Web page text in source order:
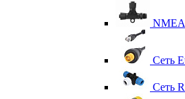
NMEA
Сеть
Сеть